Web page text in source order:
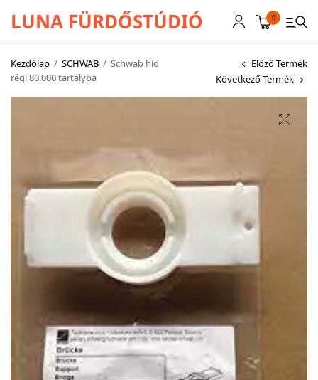
LUNA FÜRDŐSTÚDIÓ 0
Kezdőlap / SCHWAB / Schwab híd
régi 80.000 tartályba
Előző Termék
Következő Termék
CSAPTELEPEK
KÁDAK
KABINOK – TÁLCÁK
TOVÁBBI TERMÉKEK
BEMUTATÓTERMÜNK KÉPEKBEN
AKCIÓS TERMÉKEK
Adatvédelem